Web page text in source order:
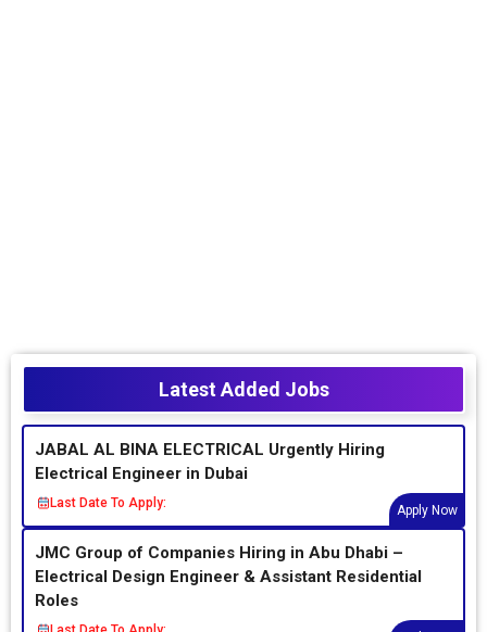
Latest Added Jobs
JABAL AL BINA ELECTRICAL Urgently Hiring
Electrical Engineer in Dubai
Last Date To Apply:
Apply Now
JMC Group of Companies Hiring in Abu Dhabi –
Electrical Design Engineer & Assistant Residential
Roles